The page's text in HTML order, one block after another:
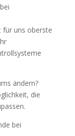
für uns oberste
ändern?
die
bei